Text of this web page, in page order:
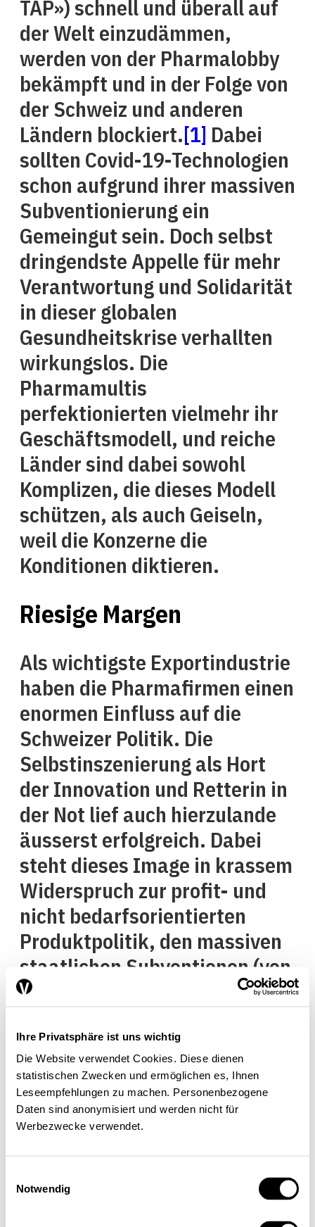
Ihre Privatsphäre ist uns wichtig
Die Website verwendet Cookies. Diese dienen
statistischen Zwecken und ermöglichen es, Ihnen
Leseempfehlungen zu machen. Personenbezogene
Daten sind anonymisiert und werden nicht für
Werbezwecke verwendet.
Notwendig
TAP») schnell und überall auf
der Welt einzudämmen,
werden von der Pharmalobby
bekämpft und in der Folge von
der Schweiz und anderen
Ländern blockiert.[1] Dabei
sollten Covid-19-Technologien
schon aufgrund ihrer massiven
Subventionierung ein
Gemeingut sein. Doch selbst
dringendste Appelle für mehr
Verantwortung und Solidarität
in dieser globalen
Gesundheitskrise verhallten
wirkungslos. Die
Pharmamultis
perfektionierten vielmehr ihr
Geschäftsmodell, und reiche
Länder sind dabei sowohl
Komplizen, die dieses Modell
schützen, als auch Geiseln,
weil die Konzerne die
Konditionen diktieren.
Riesige Margen
Als wichtigste Exportindustrie
haben die Pharmafirmen einen
enormen Einfluss auf die
Schweizer Politik. Die
Selbstinszenierung als Hort
der Innovation und Retterin in
der Not lief auch hierzulande
äusserst erfolgreich. Dabei
steht dieses Image in krassem
Widerspruch zur profit- und
nicht bedarfsorientierten
Produktpolitik, den massiven
staatlichen Subventionen (von
der Grundlagenforschung bis
Absatzmärkten) sowie
riesigen Gewinnmargen, Boni
und Dividenden der Branche.
Diese Missstände sind das
pervertierten
marktwirtschaftlichen Logik.